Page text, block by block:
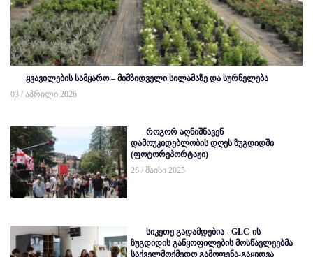
ყვავილების სამყარო – მიმზიდველი სილამაზე და სურნელება
03 / აპრილი 2026
როგორ აღნიშნავენ
დამოუკიდებლობის დღეს ზუგდიდში
(ფოტორეპორტაჟი)
26 / მაისი 2025
სიკეთე გადამდებია - GLC-ის
ზუგდიდის განყოფილების მოსწავლეებმა
საქველმოქმედო გამოფენა-გაყიდვა